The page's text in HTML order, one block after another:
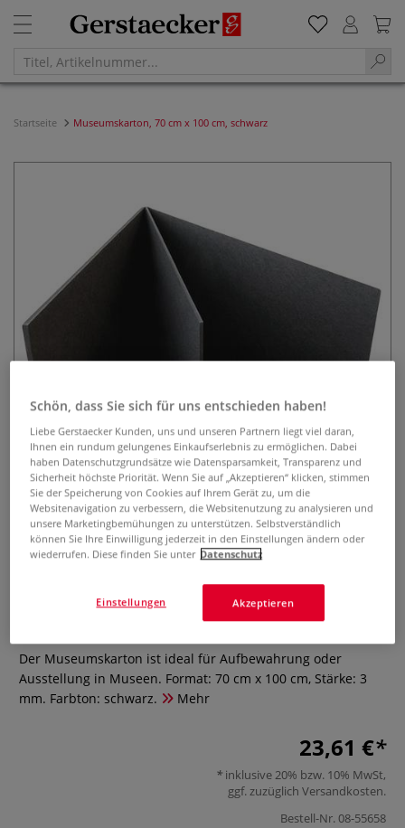
Startseite Museumskarton, 70 cm x 100 cm, schwarz
Museumskarton, 70 cm x 100 cm,
0 Bewertungen
Der Museumskarton ist ideal für Aufbewahrung oder
Ausstellung in Museen. Format: 70 cm x 100 cm, Stärke: 3
mm. Farbton: schwarz.
Mehr
23,61 €
inklusive 20% bzw. 10% MwSt,
ggf. zuzüglich Versandkosten.
Bestell-Nr.08-55658
Schön, dass Sie sich für uns entschieden haben!
Liebe Gerstaecker Kunden, uns und unseren Partnern liegt viel daran,
Ihnen ein rundum gelungenes Einkaufserlebnis zu ermöglichen. Dabei
haben Datenschutzgrundsätze wie Datensparsamkeit, Transparenz und
Sicherheit höchste Priorität. Wenn Sie auf „Akzeptieren“ klicken, stimmen
Sie der Speicherung von Cookies auf Ihrem Gerät zu, um die
Websitenavigation zu verbessern, die Websitenutzung zu analysieren und
unsere Marketingbemühungen zu unterstützen. Selbstverständlich
können Sie Ihre Einwilligung jederzeit in den Einstellungen ändern oder
wiederrufen. Diese finden Sie unter Datenschutz
Akzeptieren
Einstellungen